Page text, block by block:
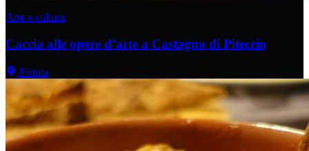
Arte e cultura
Caccia alle opere d’arte a Castagno di Piteccio
Pistoia